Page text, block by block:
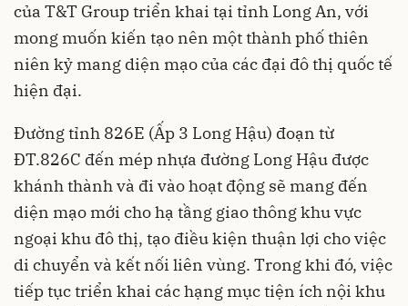
của T&T Group triển khai tại tỉnh Long An, với
mong muốn kiến tạo nên một thành phố thiên
niên kỷ mang diện mạo của các đại đô thị quốc tế
hiện đại.
Đường tỉnh 826E (Ấp 3 Long Hậu) đoạn từ
ĐT.826C đến mép nhựa đường Long Hậu được
khánh thành và đi vào hoạt động sẽ mang đến
diện mạo mới cho hạ tầng giao thông khu vực
ngoại khu đô thị, tạo điều kiện thuận lợi cho việc
di chuyển và kết nối liên vùng. Trong khi đó, việc
tiếp tục triển khai các hạng mục tiện ích nội khu